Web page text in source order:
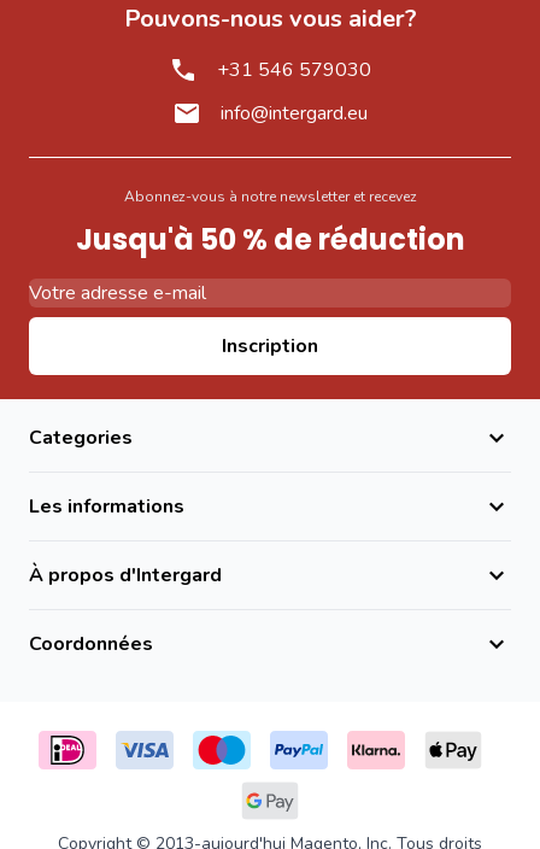
Pouvons-nous vous aider?
+31 546 579030
info@intergard.eu
Abonnez-vous à notre newsletter et recevez
Jusqu'à 50 % de réduction
Inscription
Categories
Les informations
À propos d'Intergard
Coordonnées
Copyright © 2013-aujourd'hui Magento, Inc. Tous droits